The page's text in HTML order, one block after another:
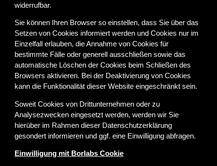
widerrufbar.
Sie können Ihren Browser so einstellen, dass Sie über das
Setzen von Cookies informiert werden und Cookies nur im
Einzelfall erlauben, die Annahme von Cookies für
bestimmte Fälle oder generell ausschließen sowie das
automatische Löschen der Cookies beim Schließen des
Browsers aktivieren. Bei der Deaktivierung von Cookies
kann die Funktionalität dieser Website eingeschränkt sein.
Soweit Cookies von Drittunternehmen oder zu
Analysezwecken eingesetzt werden, werden wir Sie
hierüber im Rahmen dieser Datenschutzerklärung
gesondert informieren und ggf. eine Einwilligung abfragen.
Einwilligung mit Borlabs Cookie